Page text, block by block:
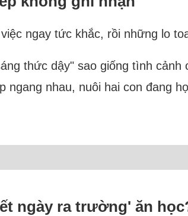
ngay tức khắc, rồi những lo
thức dậy" sao giống tình
nhau, nuôi hai con đang
ngày ra trường' ăn